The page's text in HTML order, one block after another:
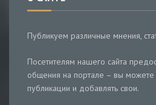
Публикуем различные мнения,
Посетителям нашего сайта
общения на портале – вы можете
публикации и добавлять свои.